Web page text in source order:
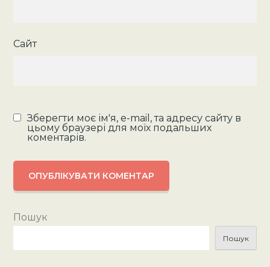
Сайт
Зберегти моє ім'я, e-mail, та адресу сайту в
цьому браузері для моїх подальших
коментарів.
Пошук
Пошук